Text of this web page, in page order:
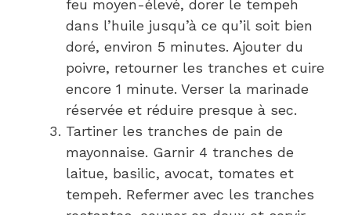
feu moyen-élevé, dorer le tempeh
dans l’huile jusqu’à ce qu’il soit bien
doré, environ 5 minutes. Ajouter du
poivre, retourner les tranches et cuire
encore 1 minute. Verser la marinade
réservée et réduire presque à sec.
Tartiner les tranches de pain de
mayonnaise. Garnir 4 tranches de
laitue, basilic, avocat, tomates et
tempeh. Refermer avec les tranches